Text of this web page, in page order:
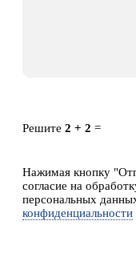
Решите 2 + 2 =
Нажимая кнопку
согласие на
персональных
конфиденциальности